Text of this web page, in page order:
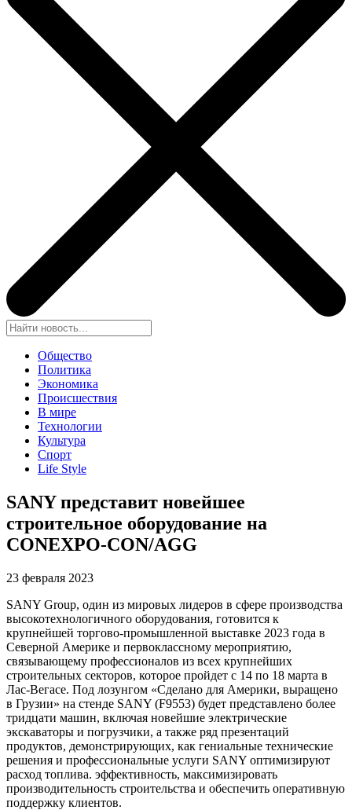
Общество
Политика
Экономика
Происшествия
В мире
Технологии
Культура
Спорт
Life Style
SANY представит новейшее
строительное оборудование на
CONEXPO-CON/AGG
23 февраля 2023
SANY Group, один из мировых лидеров в сфере производства
высокотехнологичного оборудования, готовится к
крупнейшей торгово-промышленной выставке 2023 года в
Северной Америке и первоклассному мероприятию,
связывающему профессионалов из всех крупнейших
строительных секторов, которое пройдет с 14 по 18 марта в
Лас-Вегасе. Под лозунгом «Сделано для Америки, выращено
в Грузии» на стенде SANY (F9553) будет представлено более
тридцати машин, включая новейшие электрические
экскаваторы и погрузчики, а также ряд презентаций
продуктов, демонстрирующих, как гениальные технические
решения и профессиональные услуги SANY оптимизируют
расход топлива. эффективность, максимизировать
производительность строительства и обеспечить оперативную
поддержку клиентов.